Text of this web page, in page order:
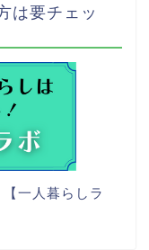
は要チェッ
一人暮らしラ